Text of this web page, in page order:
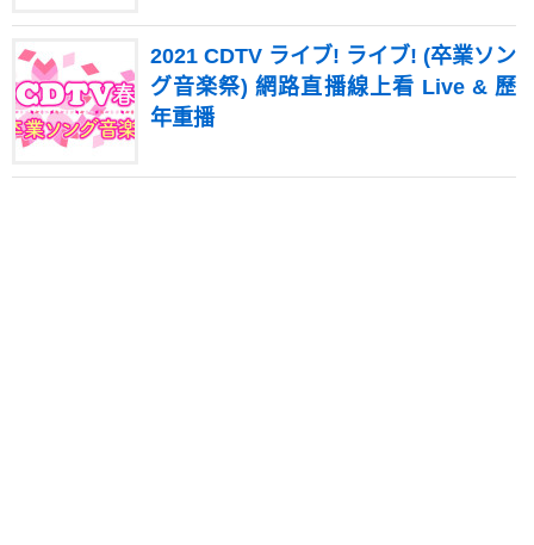
2021 CDTV ライブ! ライブ! (卒業ソン
グ音楽祭) 網路直播線上看 Live & 歷
年重播